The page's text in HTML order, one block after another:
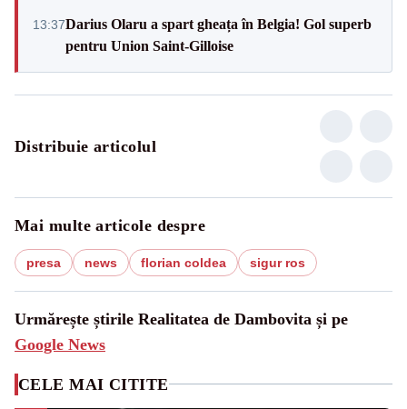
13:37Darius Olaru a spart gheața în Belgia! Gol superb
pentru Union Saint-Gilloise
Distribuie articolul
Mai multe articole despre
presa news florian coldea sigur ros
Urmărește știrile Realitatea de Dambovita și pe
Google News
CELE MAI CITITE